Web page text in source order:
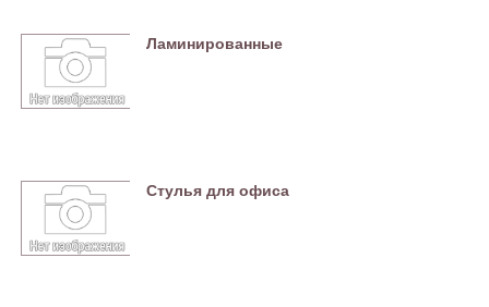
Ламинированные
Стулья для офиса